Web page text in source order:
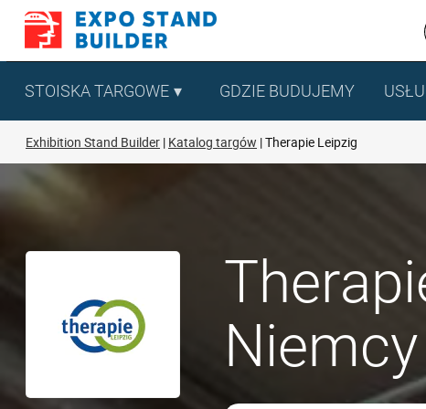
Skip
content
STOISKA TARGOWE GDZIE BUDUJEMY
Exhibition Stand Builder Katalog targów Therapie Leipzig
Niemcy